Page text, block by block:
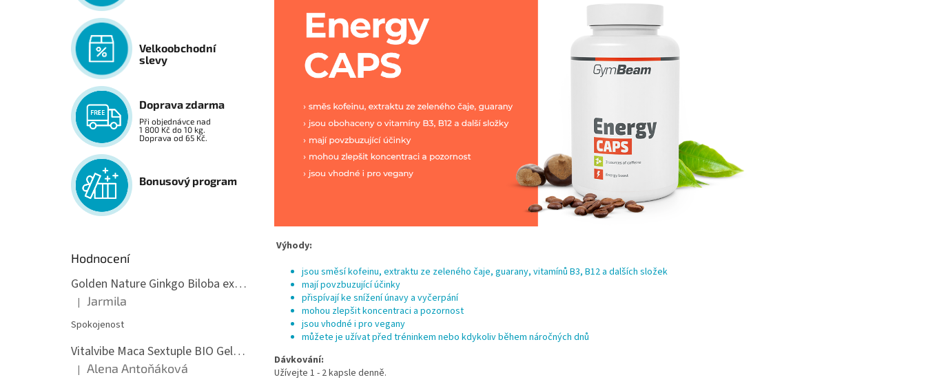
Velkoobchodní
slevy
Doprava zdarma
Při objednávce nad
1 800 Kč do 10 kg.
Doprava od 65 Kč.
Bonusový program
Hodnocení
Golden Nature Ginkgo Biloba extrakt 50:1 60mg, 100 kapslí
Hodnocení produktu je 5 z 5 hvězdiček.
| Jarmila
Spokojenost
Vitalvibe Maca Sextuple BIO Gelatinized 3-Complex, 60 kapslí
Hodnocení produktu je 5 z 5 hvězdiček.
| Alena Antoňáková
Výhody:
jsou směsí kofeinu, extraktu ze zeleného čaje, guarany, vitamínů B3, B12 a dalších složek
mají povzbuzující účinky
přispívají ke snížení únavy a vyčerpání
mohou zlepšit koncentraci a pozornost
jsou vhodné i pro vegany
můžete je užívat před tréninkem nebo kdykoliv během náročných dnů
Dávkování:
Užívejte 1 - 2 kapsle denně.